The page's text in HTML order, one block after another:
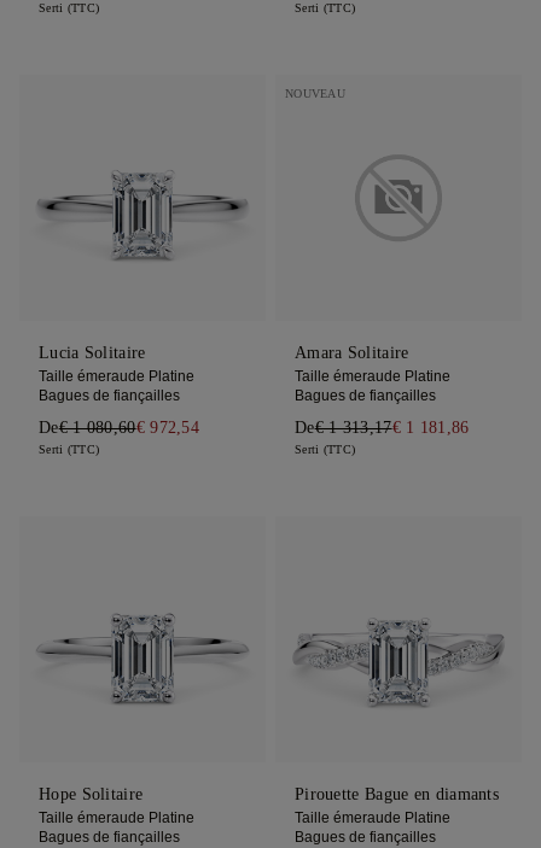
Serti (TTC) Serti (TTC)
Lucia Solitaire
Taille émeraude Platine
Bagues de fiançailles
De€ 1 080,60€ 972,54
Serti (TTC)
NOUVEAU
Amara Solitaire
Taille émeraude Platine
Bagues de fiançailles
De€ 1 313,17€ 1 181,86
Serti (TTC)
Hope Solitaire
Taille émeraude Platine
Bagues de fiançailles
Pirouette Bague en diamants
Taille émeraude Platine
Bagues de fiançailles